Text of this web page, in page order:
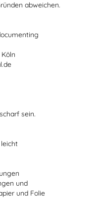
abweichen.
sein.
und
und Folie